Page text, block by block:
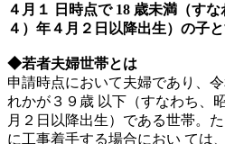
４月１ 日時点で 18 歳未満（す
４）年４月２日以降出生）の子と
◆若者夫婦世帯とは
申請時点において夫婦であり、
れかが３９歳 以下（すなわち、
月２日以降出生）である世帯。
に工事着手する場合におい ては